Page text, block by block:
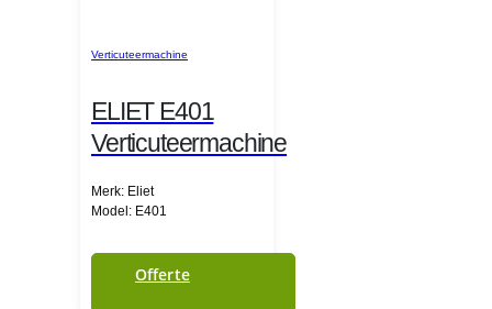
Verticuteermachine
ELIET E401
Verticuteermachine
Merk: Eliet
Model: E401
Offerte